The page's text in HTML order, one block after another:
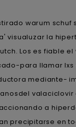
warum
visualuzar la
Los es fiable
para llamar
mediante-
a
precipitarse en